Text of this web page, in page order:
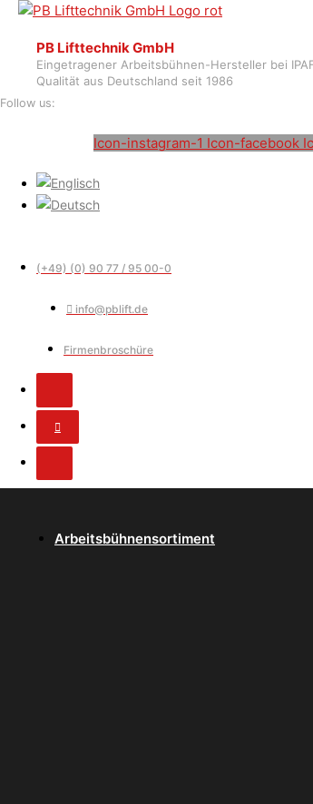
PB Lifttechnik GmbH
Eingetragener Arbeitsbühnen-Hersteller bei
Qualität aus Deutschland seit 1986
Follow us:
Icon-instagram-1 Icon-facebook
(+49) (0) 90 77 / 95 00-0
info@pblift.de
Firmenbroschüre
Arbeitsbühnensortiment